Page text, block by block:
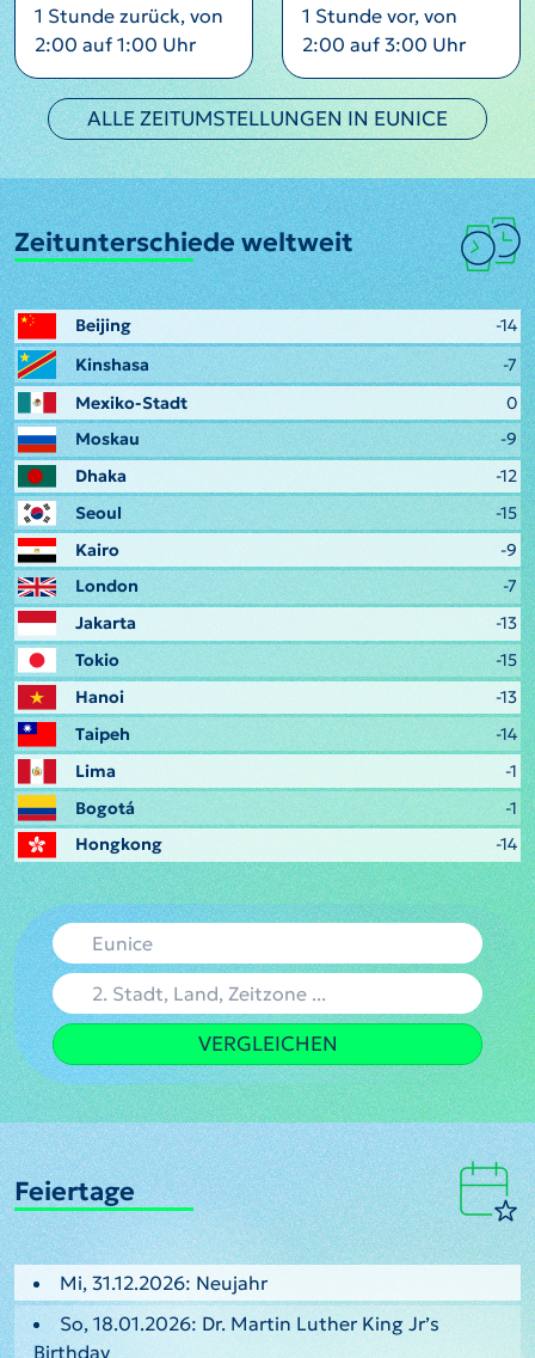
1 Stunde zurück, von
2:00 auf 1:00 Uhr
1 Stunde vor, von
2:00 auf 3:00 Uhr
ALLE ZEITUMSTELLUNGEN IN EUNICE
Zeitunterschiede weltweit
Beijing
-14
Kinshasa
-7
Mexiko-Stadt
0
Moskau
-9
Dhaka
-12
Seoul
-15
Kairo
-9
London
-7
Jakarta
-13
Tokio
-15
Hanoi
-13
Taipeh
-14
Lima
-1
Bogotá
-1
Hongkong
-14
VERGLEICHEN
Feiertage
Mi, 31.12.2026: Neujahr
So, 18.01.2026: Dr. Martin Luther King Jr’s
Birthday